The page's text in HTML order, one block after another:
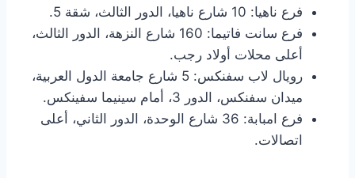
فرع ناهيا: 10 شارع ناهيا، الدور الثالث، شقة 5.
فرع سانت فاتيما: 160 شارع النزهة، الدور الثالث،
أعلى محلات أولاد رجب.
رويال لاب سفنكس: 5 شارع جامعة الدول العربية،
ميدان سفنكس، الدور 3، أمام سينيما سفينكس.
فرع امبابة: 36 شارع الوحدة، الدور الثاني، أعلى
اتصالات.